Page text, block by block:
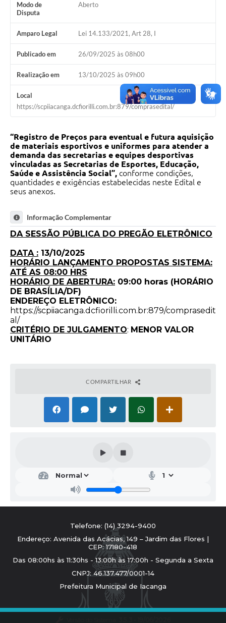
Modo de
Disputa
Aberto
Amparo Legal Lei 14.133/2021, Art 28, I
Publicado em 26/09/2025 às 08h00
Realização em 13/10/2025 às 09h00
Local
https://scpiiacanga.dcfiorilli.com.br:879/comprasedital/
“Registro de Preços para eventual e futura aquisição
de materiais esportivos e uniformes para atender a
demanda das secretarias e equipes desportivas
vinculadas as Secretarias de Esportes, Educação,
Saúde e Assistência Social”, conforme condições,
quantidades e exigências estabelecidas neste Edital e
seus anexos.
Informação Complementar
DA SESSÃO PÚBLICA DO PREGÃO ELETRÔNICO
DATA : 13/10/2025
HORÁRIO LANÇAMENTO PROPOSTAS SISTEMA:
ATÉ AS 08:00 HRS
HORÁRIO DE ABERTURA: 09:00 horas (HORÁRIO
DE BRASÍLIA/DF)
ENDEREÇO ELETRÔNICO:
https://scpiiacanga.dcfiorilli.com.br:879/comprasedit
al/
CRITÉRIO DE JULGAMENTO: MENOR VALOR
UNITÁRIO
COMPARTILHAR
Telefone: (14) 3294-9400
Endereço: Avenida das Acácias, 149 – Jardim das Flores |
CEP: 17180-418
Das 08:00hs às 11:30hs - 13:00h às 17:00h - Segunda a Sexta
CNPJ: 46.137.477/0001-14
Prefeitura Municipal de Iacanga